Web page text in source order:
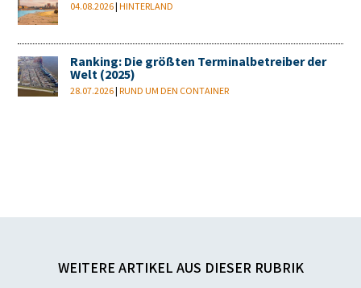
04.08.2026 |HINTERLAND
Ranking: Die größten Terminalbetreiber der
Welt (2025)
28.07.2026 |RUND UM DEN CONTAINER
WEITERE ARTIKEL AUS DIESER RUBRIK